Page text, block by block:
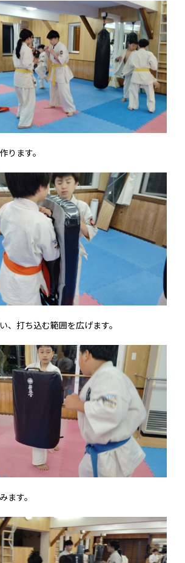
ります。
、打ち込む範囲を広げます。
ます。